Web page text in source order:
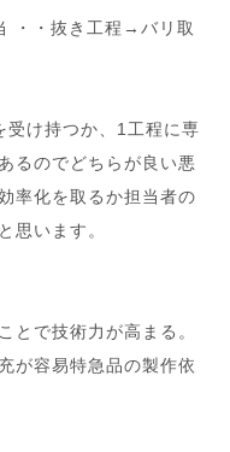
・・抜き工程→バリ取
受け持つか、1工程に専
るのでどちらが良い悪
率化を取るか担当者の
思います。
とで技術力が高まる。
が容易特急品の製作依